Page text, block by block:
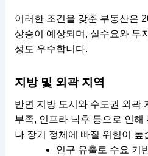
이러한 조건을 갖춘 부동산은
상승이 예상되며, 실수요와 투
성도 우수합니다.
지방 및 외곽 지역
반면 지방 도시와 수도권 외곽
부족, 인프라 낙후 등으로 인해
나 장기 정체에 빠질 위험이 높
인구 유출로 수요 기